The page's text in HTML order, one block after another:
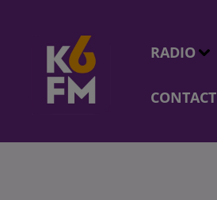
RADIO
CONTACT